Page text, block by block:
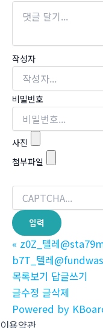
작성자
비밀번호
사진
첨부파일
« z0Z_텔레
b7T_텔레
목록보기 답글쓰기
글수정 글삭제
Powered by
이용약관